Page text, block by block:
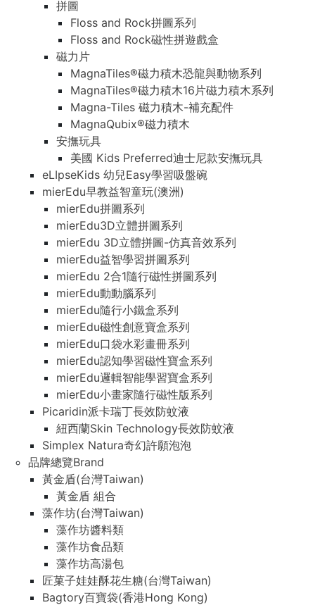
拼圖
Floss and Rock拼圖系列
Floss and Rock磁性拼遊戲盒
磁力片
MagnaTiles®磁力積木恐龍與動物系列
MagnaTiles®磁力積木16片磁力積木系列
Magna-Tiles 磁力積木-補充配件
MagnaQubix®磁力積木
安撫玩具
美國 Kids Preferred迪士尼款安撫玩具
eLIpseKids 幼兒Easy學習吸盤碗
mierEdu早教益智童玩(澳洲)
mierEdu拼圖系列
mierEdu3D立體拼圖系列
mierEdu 3D立體拼圖-仿真音效系列
mierEdu益智學習拼圖系列
mierEdu 2合1隨行磁性拼圖系列
mierEdu動動腦系列
mierEdu隨行小鐵盒系列
mierEdu磁性創意寶盒系列
mierEdu口袋水彩畫冊系列
mierEdu認知學習磁性寶盒系列
mierEdu邏輯智能學習寶盒系列
mierEdu小畫家隨行磁性版系列
Picaridin派卡瑞丁長效防蚊液
紐西蘭Skin Technology長效防蚊液
Simplex Natura奇幻許願泡泡
品牌總覽Brand
黃金盾(台灣Taiwan)
黃金盾 組合
藻作坊(台灣Taiwan)
藻作坊醬料類
藻作坊食品類
藻作坊高湯包
匠菓子娃娃酥花生糖(台灣Taiwan)
Bagtory百寶袋(香港Hong Kong)